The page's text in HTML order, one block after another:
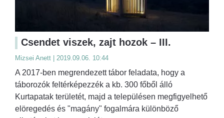
Csendet viszek, zajt hozok – III.
Mizsei Anett | 2019.09.06. 10:44
A 2017-ben megrendezett tábor feladata, hogy a
táborozók feltérképezzék a kb. 300 főből álló
Kurtapatak területét, majd a településen megfigyelhető
elöregedés és "magány" fogalmára különböző